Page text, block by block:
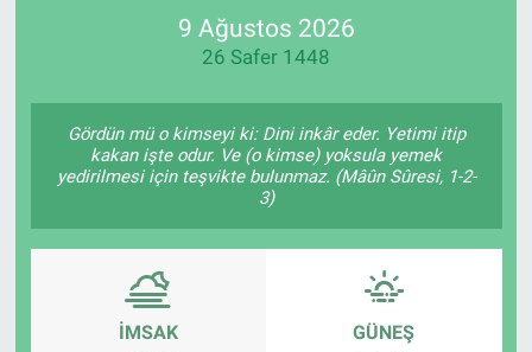
9 Ağustos 2026
26 Safer 1448
Gördün mü o kimseyi ki: Dini inkâr eder. Yetimi itip
kakan işte odur. Ve (o kimse) yoksula yemek
yedirilmesi için teşvikte bulunmaz. (Mâûn Sûresi, 1-2-
3)
İMSAK GÜNEŞ
RESMİ İLANLAR